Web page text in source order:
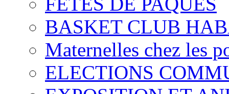
BASKET CLUB
Maternelles chez les
ELECTIONS